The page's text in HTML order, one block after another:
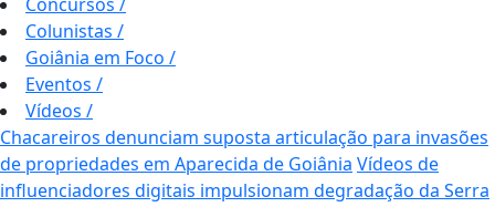
Colunistas /
Goiânia em Foco /
Eventos /
Vídeos /
Chacareiros denunciam suposta articulação para invasões
de propriedades em Aparecida de Goiânia Vídeos de
influenciadores digitais impulsionam degradação da Serra